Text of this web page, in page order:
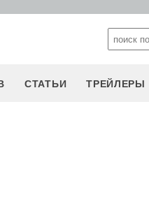
СТАТЬИ ТРЕЙЛЕРЫ